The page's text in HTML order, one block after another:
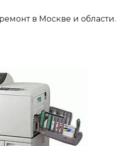
в Москве и области.